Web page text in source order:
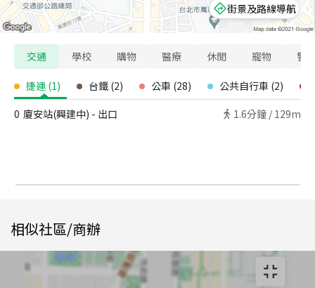
街景及路線導航
交通 學校 購物 醫療 休閒 寵物 警
捷運 (1) 台鐵 (2) 公車 (28) 公共自行車 (2)
0 廈安站(興建中) - 出口 1.6分鐘 / 129m
相似社區/商辦